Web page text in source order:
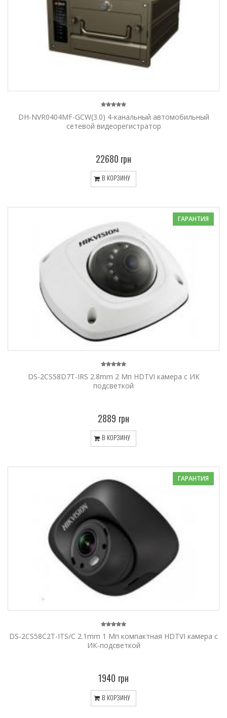
DH-NVR0404MF-GCW(3.0) 4-канальный автомобильный
сетевой видеорегистратор
22680 грн
В КОРЗИНУ
ГАРАНТИЯ
DS-2CS58D7T-IRS 2.8mm 2 Мп HDTVI камера с ИК
подсветкой
2889 грн
В КОРЗИНУ
ГАРАНТИЯ
DS-2CS58C2T-ITS/C 2.1mm 1 Мп компактная HDTVI камера с
ИК-подсветкой
1940 грн
В КОРЗИНУ